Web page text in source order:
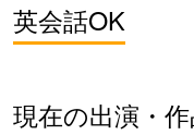
英会話OK
現在の出演・